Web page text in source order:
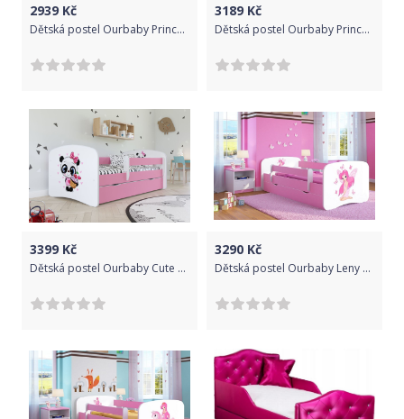
2939 Kč
Dětská postel Ourbaby Princess bílá 140x70 cm
3189 Kč
Dětská postel Ourbaby Princess růžová 160x70 cm
3399 Kč
Dětská postel Ourbaby Cute Panda Rose 180x80 cm
3290 Kč
Dětská postel Ourbaby Leny růžová 160x80 cm